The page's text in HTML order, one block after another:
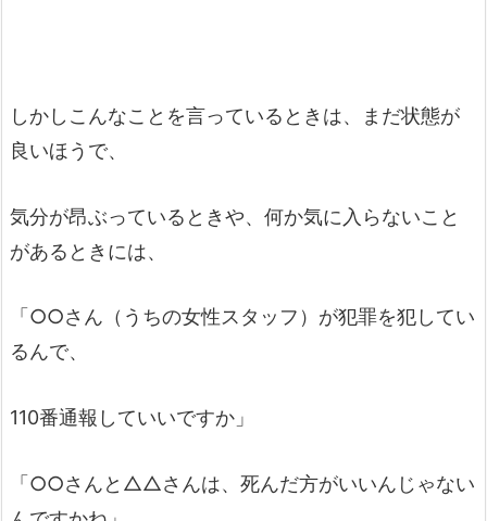
しかしこんなことを言っているときは、まだ状態が
良いほうで、
気分が昂ぶっているときや、何か気に入らないこと
があるときには、
「○○さん（うちの女性スタッフ）が犯罪を犯してい
るんで、
110番通報していいですか」
「○○さんと△△さんは、死んだ方がいいんじゃない